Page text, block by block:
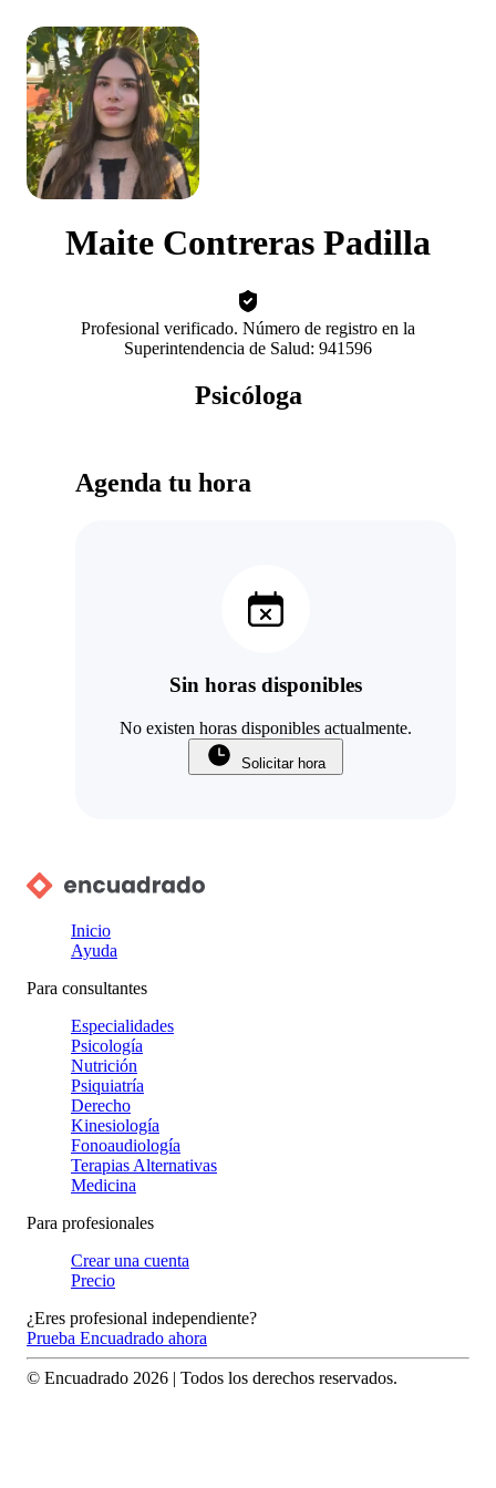
Maite Contreras Padilla
Profesional verificado. Número de registro en la
Superintendencia de Salud: 941596
Psicóloga
Agenda tu hora
Sin horas disponibles
No existen horas disponibles actualmente.
Solicitar hora
Inicio
Ayuda
Para consultantes
Especialidades
Psicología
Nutrición
Psiquiatría
Derecho
Kinesiología
Fonoaudiología
Terapias Alternativas
Medicina
Para profesionales
Crear una cuenta
Precio
¿Eres profesional independiente?
Prueba Encuadrado ahora
© Encuadrado 2026 | Todos los derechos reservados.